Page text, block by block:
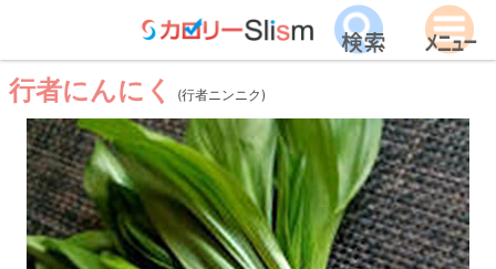
行者にんにく (行者ニンニク)